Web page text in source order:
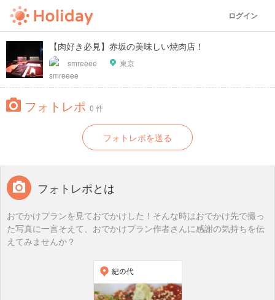
ログイン
【肉好き必見】赤坂の美味しい焼肉店！
smreeee 東京
フォトレポ 0 件
フォトレポを送る
フォトレポとは
おでかけプランを見ておでかけした！そんな時はおでかけ先で撮っ
た写真に一言そえて、おでかけプラン作者さんに感謝の気持ちを伝
えてみませんか？